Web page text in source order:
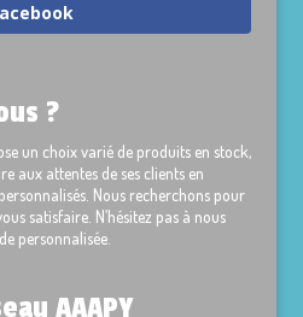
?
un choix varié de produits en stock,
aux attentes de ses clients en
Nous recherchons pour
satisfaire. N’hésitez pas à nous
personnalisée.
AAAPY